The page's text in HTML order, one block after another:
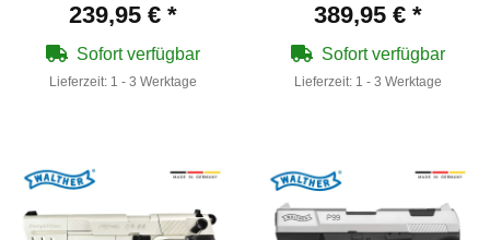
239,95 € *
Sofort verfügbar
Lieferzeit: 1 - 3 Werktage
389,95 € *
Sofort verfügbar
Lieferzeit: 1 - 3 Werktage